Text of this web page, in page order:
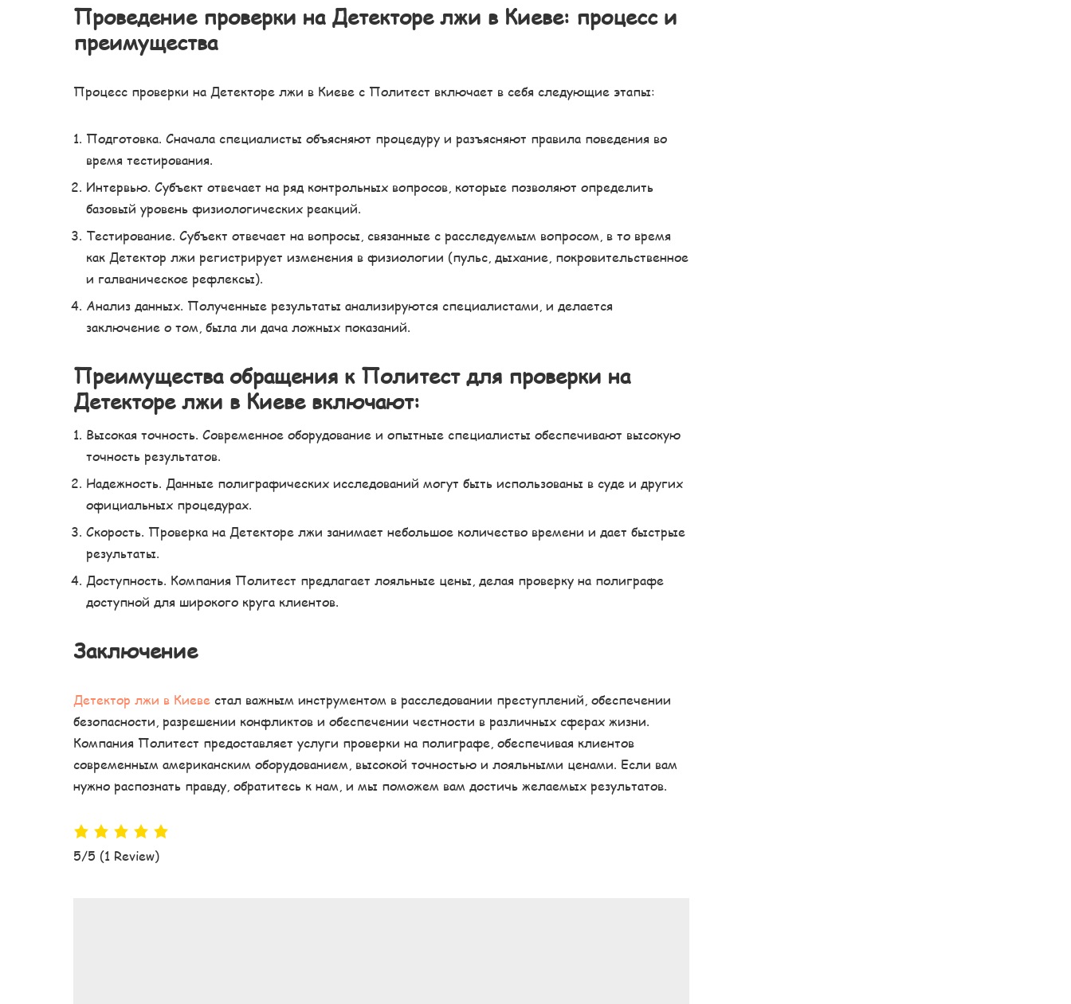
Проведение проверки на Детекторе лжи в Киеве: процесс и
преимущества
Процесс проверки на Детекторе лжи в Киеве с Политест включает в себя следующие этапы:
Подготовка. Сначала специалисты объясняют процедуру и разъясняют правила поведения во
время тестирования.
Интервью. Субъект отвечает на ряд контрольных вопросов, которые позволяют определить
базовый уровень физиологических реакций.
Тестирование. Субъект отвечает на вопросы, связанные с расследуемым вопросом, в то время
как Детектор лжи регистрирует изменения в физиологии (пульс, дыхание, покровительственное
и галваническое рефлексы).
Анализ данных. Полученные результаты анализируются специалистами, и делается
заключение о том, была ли дача ложных показаний.
Преимущества обращения к Политест для проверки на
Детекторе лжи в Киеве включают:
Высокая точность. Современное оборудование и опытные специалисты обеспечивают высокую
точность результатов.
Надежность. Данные полиграфических исследований могут быть использованы в суде и других
официальных процедурах.
Скорость. Проверка на Детекторе лжи занимает небольшое количество времени и дает быстрые
результаты.
Доступность. Компания Политест предлагает лояльные цены, делая проверку на полиграфе
доступной для широкого круга клиентов.
Заключение
Детектор лжи в Киеве стал важным инструментом в расследовании преступлений, обеспечении
безопасности, разрешении конфликтов и обеспечении честности в различных сферах жизни.
Компания Политест предоставляет услуги проверки на полиграфе, обеспечивая клиентов
современным американским оборудованием, высокой точностью и лояльными ценами. Если вам
нужно распознать правду, обратитесь к нам, и мы поможем вам достичь желаемых результатов.
5/5 (1 Review)